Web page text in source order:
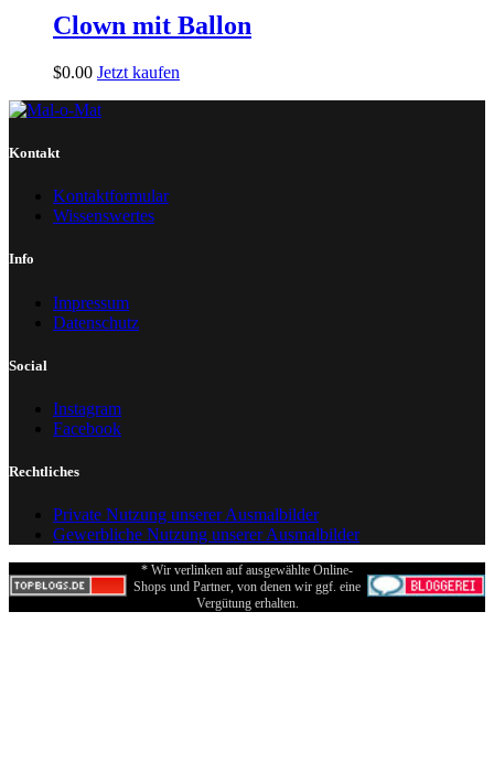
Clown mit Ballon
$0.00 Jetzt kaufen
Kontakt
Kontaktformular
Wissenswertes
Info
Impressum
Datenschutz
Social
Instagram
Facebook
Rechtliches
Private Nutzung unserer Ausmalbilder
Gewerbliche Nutzung unserer Ausmalbilder
* Wir verlinken auf ausgewählte Online-
Shops und Partner, von denen wir ggf. eine
Vergütung erhalten.